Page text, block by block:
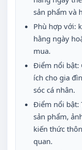
sản phẩm và
Phù hợp với:
hằng ngày
mua.
Điểm nổi bật:
ích cho gia
sóc cá nhân.
Điểm nổi bật:
sản phẩm,
kiến thức
quan.